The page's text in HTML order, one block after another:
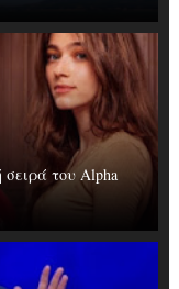
σειρά του Alpha